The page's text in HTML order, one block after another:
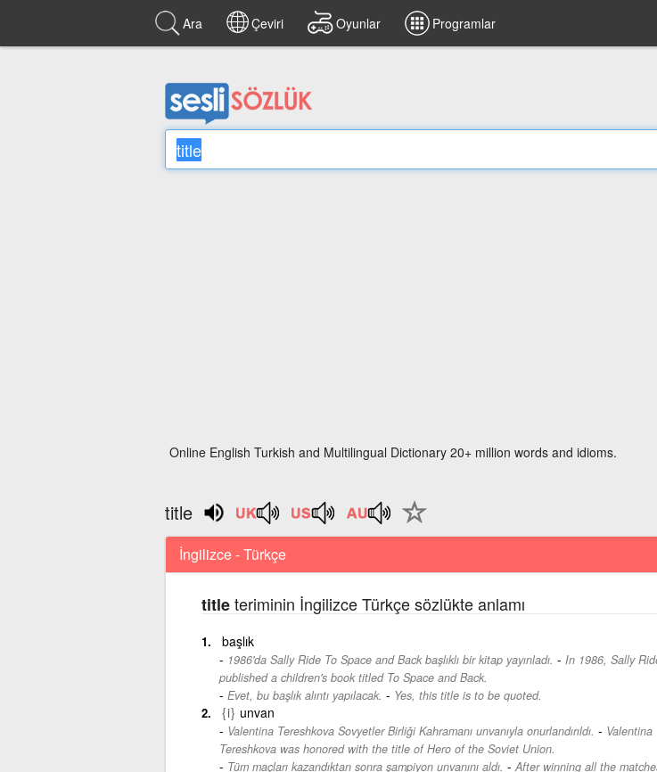
Ara Çeviri Oyunlar Programlar
Online English Turkish and Multilingual Dictionary 20+ million words and idioms.
title
İngilizce - Türkçe
titleteriminin İngilizce Türkçe sözlükte anlamı
başlık
1986'da Sally Ride To Space and Back başlıklı bir kitap yayınladı. - In 1986, Sally
published a children's book titled To Space and Back.
Evet, bu başlık alıntı yapılacak. - Yes, this title is to be quoted.
{i} unvan
Valentina Tereshkova Sovyetler Birliği Kahramanı unvanıyla onurlandırıldı. - Valentina
Tereshkova was honored with the title of Hero of the Soviet Union.
Tüm maçları kazandıktan sonra şampiyon unvanını aldı. - After winning all the